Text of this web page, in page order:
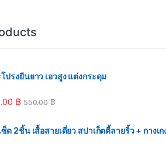
ปรงยีนยาว เอวสูง แต่งกระดุม
฿ 550.00฿
ต 2ชิ้น เสื้อสายเดี่ยว สปาเก็ตตี้ลายริ้ว + กางเ